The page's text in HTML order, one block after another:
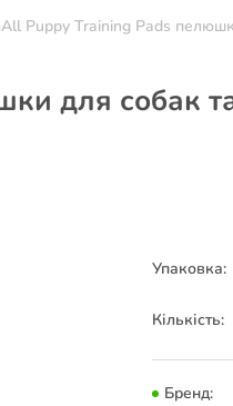
Puppy Training Pads
для собак
Упаковка:
Кількість:
Бренд: